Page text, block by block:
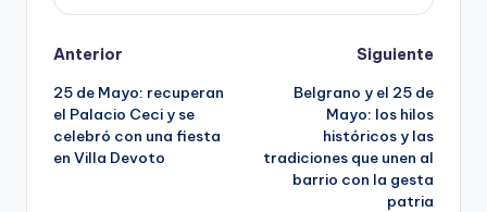
Post
navigation
Anterior
25 de Mayo: recuperan
el Palacio Ceci y se
celebró con una fiesta
en Villa Devoto
Siguiente
Belgrano y el 25 de
Mayo: los hilos
históricos y las
tradiciones que unen al
barrio con la gesta
patria